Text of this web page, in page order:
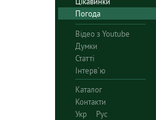
Погода
Відео з Youtube
Думки
Статті
Інтерв`ю
Каталог
Контакти
Укр
Рус